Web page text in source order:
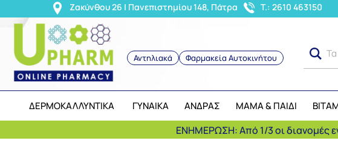
Ζακύνθου 26 | Πανεπιστημίου 148, Πάτρα T.: 2610 463150
Αντηλιακά Φαρμακεία Αυτοκινήτου Τα
ΔΕΡΜΟΚΑΛΛΥΝΤΙΚΑ ΓΥΝΑΙΚΑ ΑΝΔΡΑΣ ΜΑΜΑ & ΠΑΙΔΙ
ΕΝΗΜΕΡΩΣΗ: Από 1/3 οι διανομές